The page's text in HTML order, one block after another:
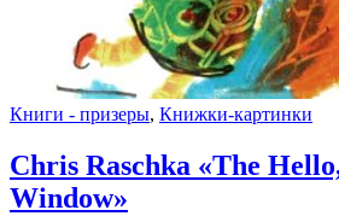
Книги - призеры, Книжки-картинки
Chris Raschka «The
Window»